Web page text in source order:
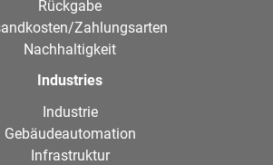
Rückgabe
Zahlungsarten
Nachhaltigkeit
Industries
Industrie
Gebäudeautomation
Infrastruktur